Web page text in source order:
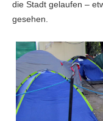
die Stadt gelaufen –
gesehen.